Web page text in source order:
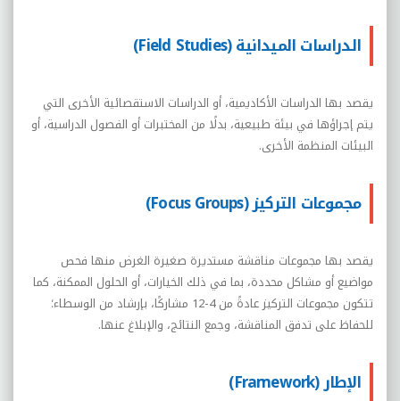
الدراسات الميدانية (Field Studies)
يقصد بها الدراسات الأكاديمية، أو الدراسات الاستقصائية الأخرى التي
يتم إجراؤها في بيئة طبيعية، بدلًا من المختبرات أو الفصول الدراسية، أو
البيئات المنظمة الأخرى.
مجموعات التركيز (Focus Groups)
يقصد بها مجموعات مناقشة مستديرة صغيرة الغرض منها فحص
مواضيع أو مشاكل محددة، بما في ذلك الخيارات، أو الحلول الممكنة، كما
تتكون مجموعات التركيز عادةً من 4-12 مشاركًا، بإرشاد من الوسطاء؛
للحفاظ على تدفق المناقشة، وجمع النتائج، والإبلاغ عنها.
الإطار (Framework)